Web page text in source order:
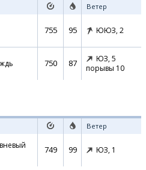
Ветер
755 95 ЮЮЗ, 2
750 87 ЮЗ, 5
порывы 10
Ветер
749 99 ЮЗ, 1